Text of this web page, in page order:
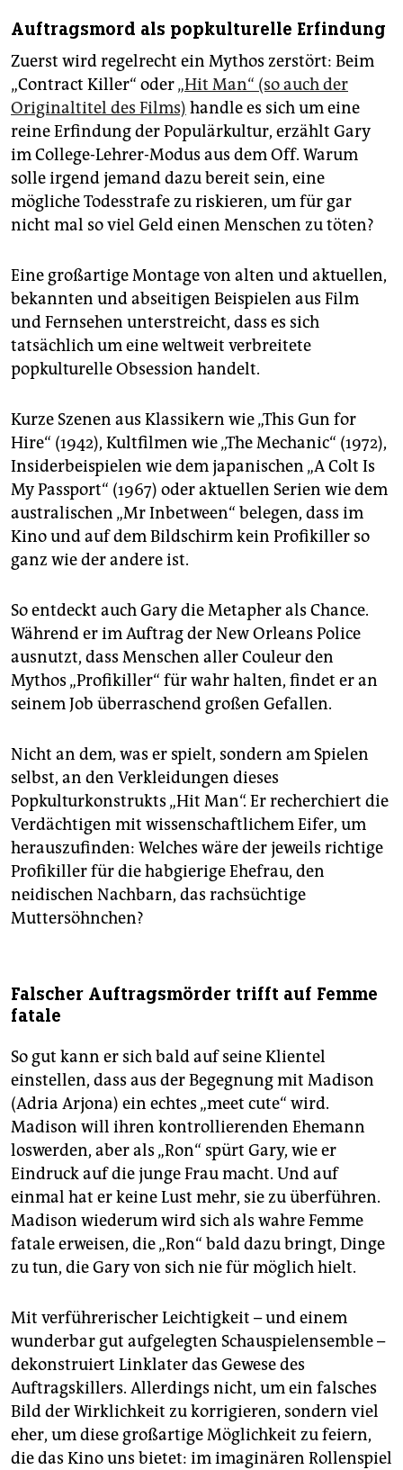
Auftragsmord als popkulturelle Erfindung
Zuerst wird regelrecht ein Mythos zerstört: Beim
„Contract Killer“ oder„Hit Man“ (so auch der
Originaltitel des Films) handle es sich um eine
reine Erfindung der Populärkultur, erzählt Gary
im College-Lehrer-Modus aus dem Off. Warum
solle irgend jemand dazu bereit sein, eine
mögliche Todesstrafe zu riskieren, um für gar
nicht mal so viel Geld einen Menschen zu töten?
Eine großartige Montage von alten und aktuellen,
bekannten und abseitigen Beispielen aus Film
und Fernsehen unterstreicht, dass es sich
tatsächlich um eine weltweit verbreitete
popkulturelle Obsession handelt.
Kurze Szenen aus Klassikern wie „This Gun for
Hire“ (1942), Kultfilmen wie „The Mechanic“ (1972),
Insiderbeispielen wie dem japanischen „A Colt Is
My Passport“ (1967) oder aktuellen Serien wie dem
australischen „Mr Inbetween“ belegen, dass im
Kino und auf dem Bildschirm kein Profikiller so
ganz wie der andere ist.
So entdeckt auch Gary die Metapher als Chance.
Während er im Auftrag der New Orleans Police
ausnutzt, dass Menschen aller Couleur den
Mythos „Profikiller“ für wahr halten, findet er an
seinem Job überraschend großen Gefallen.
Nicht an dem, was er spielt, sondern am Spielen
selbst, an den Verkleidungen dieses
Popkulturkonstrukts „Hit Man“. Er recherchiert die
Verdächtigen mit wissenschaftlichem Eifer, um
herauszufinden: Welches wäre der jeweils richtige
Profikiller für die habgierige Ehefrau, den
neidischen Nachbarn, das rachsüchtige
Muttersöhnchen?
Falscher Auftragsmörder trifft auf Femme
fatale
So gut kann er sich bald auf seine Klientel
einstellen, dass aus der Begegnung mit Madison
(Adria Arjona) ein echtes „meet cute“ wird.
Madison will ihren kontrollierenden Ehemann
loswerden, aber als „Ron“ spürt Gary, wie er
Eindruck auf die junge Frau macht. Und auf
einmal hat er keine Lust mehr, sie zu überführen.
Madison wiederum wird sich als wahre Femme
fatale erweisen, die „Ron“ bald dazu bringt, Dinge
zu tun, die Gary von sich nie für möglich hielt.
Mit verführerischer Leichtigkeit – und einem
wunderbar gut aufgelegten Schauspielensemble –
­dekons­truiert Linklater das Gewese des
Auftragskillers. Allerdings nicht, um ein falsches
Bild der Wirklichkeit zu korrigieren, sondern viel
eher, um diese großartige Möglichkeit zu feiern,
die das Kino uns bietet: im imaginären Rollenspiel